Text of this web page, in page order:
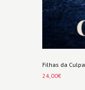
Filhas da Culpa
24,00€